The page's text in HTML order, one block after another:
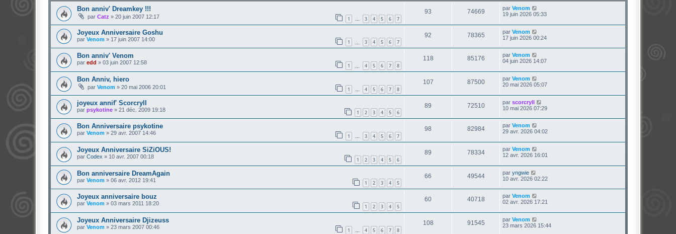
Bon anniv' Dreamkey !!!
par Catz » 20 juin 2007 12:17 1 … 3 4 5 6 7
93 74669 par Venom
19 juin 2026 05:33
Joyeux Anniversaire Goshu
par Venom » 17 juin 2007 14:00 1 3 4 5 6 7
92 78365 par Venom
17 juin 2026 00:24
Bon anniv' Venom
par edd » 03 juin 2007 12:58 1 4 5 6 7 8
118 85176 par Venom
04 juin 2026 14:07
Bon Anniv, hiero
par Venom » 20 mai 2006 20:01 1 … 4 5 6 7 8
107 87500 par Venom
20 mai 2026 05:07
joyeux annif' Scorcryll
par psykotine » 21 déc. 2009 19:18 1 2 3 4 5 6
89 72510 par scorcryll
10 mai 2026 07:29
Bon Anniversaire psykotine
par Venom » 29 avr. 2007 14:46 1 … 3 4 5 6 7
98 82984 par Venom
29 avr. 2026 04:02
Joyeux Anniversaire SiZiOUS!
par Codex » 10 avr. 2007 00:18 1 2 3 4 5 6
89 78334 par Venom
12 avr. 2026 16:01
Bon anniversaire DreamAgain
par Venom » 06 avr. 2012 19:41 1 2 3 4 5
66 49544 par yngwie
10 avr. 2026 02:22
Joyeux anniversaire bouz
par Venom » 03 mars 2011 18:20 1 2 3 4 5
60 40718 par Venom
02 avr. 2026 17:21
Joyeux Anniversaire Djizeuss
par Venom » 23 mars 2007 00:46 1 … 4 5 6 7 8
108 91545 par Venom
23 mars 2026 15:44